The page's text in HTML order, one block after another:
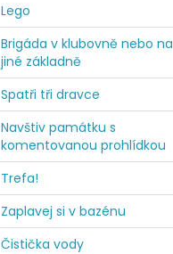
Lego
Brigáda v klubovně nebo na
jiné základně
Spatři tři dravce
Navštiv památku s
komentovanou prohlídkou
Trefa!
Zaplavej si v bazénu
Čistička vody